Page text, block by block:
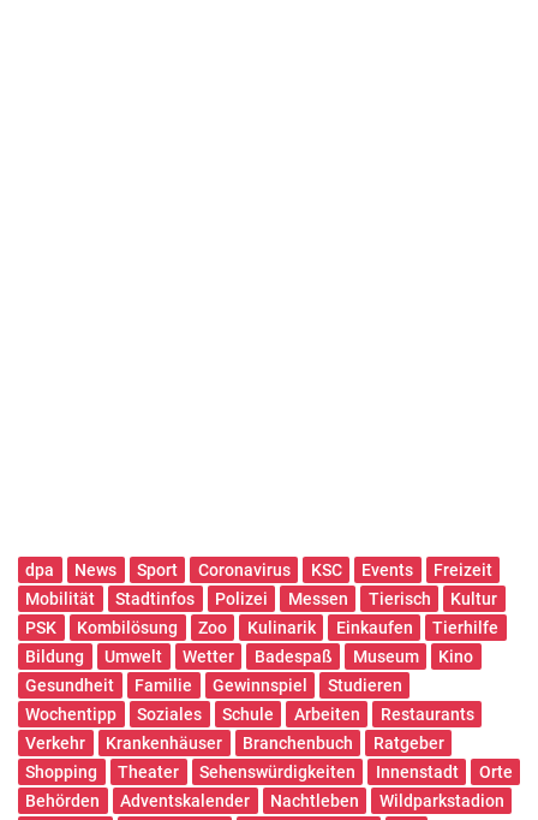
dpa News Sport Coronavirus KSC Events
Freizeit
Mobilität
Stadtinfos Polizei Messen Tierisch
Kultur
PSK
Kombilösung Zoo Kulinarik Einkaufen
Tierhilfe
Bildung
Umwelt Wetter Badespaß Museum
Kino
Gesundheit
Familie Gewinnspiel
Studieren
Wochentipp
Soziales Schule Arbeiten
Restaurants
Verkehr
Krankenhäuser Branchenbuch
Ratgeber
Shopping
Theater Sehenswürdigkeiten Innenstadt
Orte
Behörden
Adventskalender Nachtleben
Wildparkstadion